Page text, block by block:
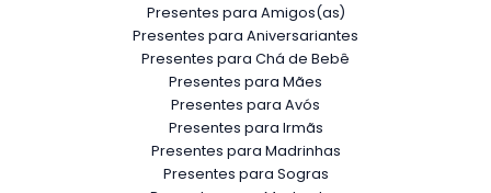
Presentes para Amigos(as)
Presentes para Aniversariantes
Presentes para Chá de Bebê
Presentes para Mães
Presentes para Avós
Presentes para Irmãs
Presentes para Madrinhas
Presentes para Sogras